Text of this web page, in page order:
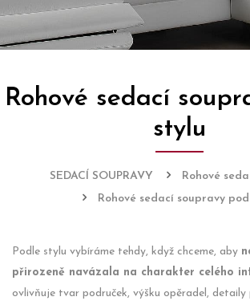
Rohové sedací
stylu
SEDACÍ SOUPRAVY
Rohové
Rohové sedací soupravy
Podle stylu vybíráme tehdy, když chceme, aby
přirozeně navázala na charakter celého
ovlivňuje tvar područek, výšku opěradel,